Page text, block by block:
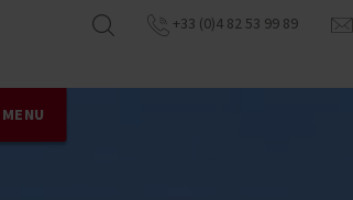
+33 (0)4 82 53 99 89
MENU